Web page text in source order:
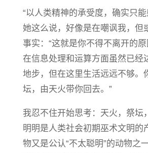
“以人类精神的承受度，确实只
她这么说，好像是在嘲讽我，但
事实：“这就是你不得不离开的
在信息处理和运算方面虽然已经
地步，但在这里生活远远不够。
坛，由天火带你回去。”
我忍不住开始思考：天火，祭坛
明明是人类社会初期巫术文明的
物又是公认“不太聪明”的动物之